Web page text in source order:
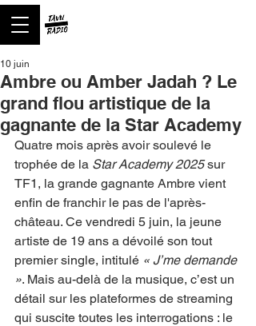
Ambre ou Amber Jadah ? Le
grand flou artistique de la
gagnante de la Star Academy
10 juin
Quatre mois après avoir soulevé le
trophée de la Star Academy 2025 sur
TF1, la grande gagnante Ambre vient
enfin de franchir le pas de l'après-
château. Ce vendredi 5 juin, la jeune
artiste de 19 ans a dévoilé son tout
premier single, intitulé « J’me demande
». Mais au-delà de la musique, c’est un
détail sur les plateformes de streaming
qui suscite toutes les interrogations : le